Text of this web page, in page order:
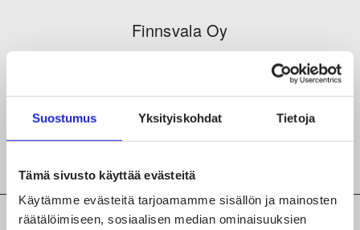
Suostumus Yksityiskohdat Tietoja
Tämä sivusto käyttää evästeitä
Käytämme evästeitä tarjoamamme sisällön ja mainosten
räätälöimiseen, sosiaalisen median ominaisuuksien
Finnsvala Oy
The Black Fox Company Oy